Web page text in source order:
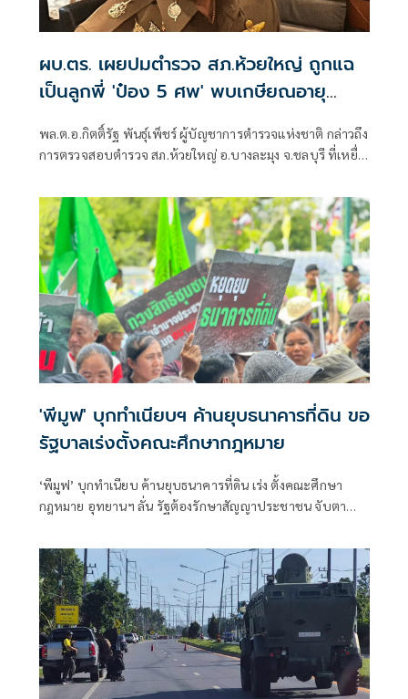
ผบ.ตร. เผยปมตำรวจ สภ.ห้วยใหญ่ ถูกแฉ
เป็นลูกพี่ 'ป๋อง 5 ศพ' พบเกษียณอายุ
ตั้งแต่ปี 57
พล.ต.อ.กิตติ์รัฐ พันธุ์เพ็ชร์ ผู้บัญชาการตำรวจแห่งชาติ กล่าวถึง
การตรวจสอบตำรวจ สภ.ห้วยใหญ่ อ.บางละมุง จ.ชลบุรี ที่เหยื่อ
มาระบุว่า นายป๋องเป็นเด็กเดินยาของตำรวจ สภ.ห้วยใหญ่
'พีมูฟ' บุกทำเนียบฯ ค้านยุบธนาคารที่ดิน ขอ
รัฐบาลเร่งตั้งคณะศึกษากฎหมาย
‘พีมูฟ’ บุกทำเนียบ ค้านยุบธนาคารที่ดิน เร่ง ตั้งคณะศึกษา
กฎหมาย อุทยานฯ ลั่น รัฐต้องรักษาสัญญาประชาชน จับตา